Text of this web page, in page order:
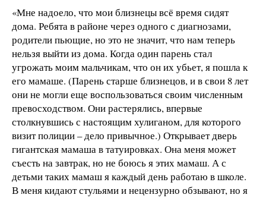
«Мне надоело, что мои близнецы всё время сидят
дома. Ребята в районе через одного с диагнозами,
родители пьющие, но это не значит, что нам теперь
нельзя выйти из дома. Когда один парень стал
угрожать моим мальчикам, что он их убьет, я пошла к
его мамаше. (Парень старше близнецов, и в свои 8 лет
они не могли еще воспользоваться своим численным
превосходством. Они растерялись, впервые
столкнувшись с настоящим хулиганом, для которого
визит полиции – дело привычное.) Открывает дверь
гигантская мамаша в татуировках. Она меня может
съесть на завтрак, но не боюсь я этих мамаш. А с
детьми таких мамаш я каждый день работаю в школе.
В меня кидают стульями и нецензурно обзывают, но я